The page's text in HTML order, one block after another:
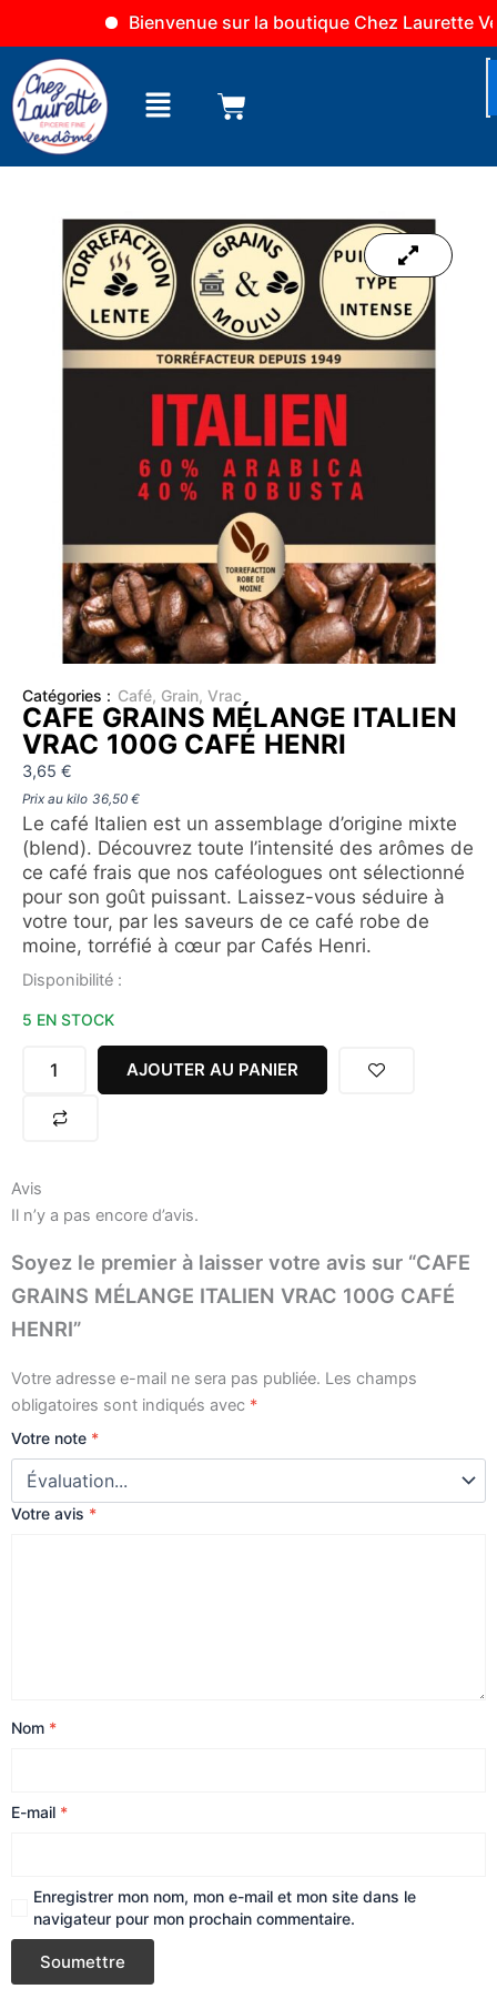
Bienvenue sur la boutique Chez Laurette
contenu
Menu
Catégories : Café, Grain, Vrac
CAFE GRAINS MÉLANGE ITALIEN
VRAC 100G CAFÉ HENRI
3,65 €
Prix au kilo 36,50 €
Le café Italien est un assemblage d’origine mixte
(blend). Découvrez toute l’intensité des arômes de
ce café frais que nos caféologues ont sélectionné
pour son goût puissant. Laissez-vous séduire à
votre tour, par les saveurs de ce café robe de
moine, torréfié à cœur par Cafés Henri.
Disponibilité :
5 EN STOCK
quantité
CAFE
MÉLANGE
VRAC
100G
AJOUTER AU PANIER
Avis
Il n’y a pas encore d’avis.
Soyez le premier à laisser votre avis sur “CAFE
GRAINS MÉLANGE ITALIEN VRAC 100G CAFÉ
HENRI”
Votre adresse e-mail ne sera pas publiée. Les champs
obligatoires sont indiqués avec *
Votre note *
Votre avis *
Nom *
E-mail *
Enregistrer mon nom, mon e-mail et mon site dans le
navigateur pour mon prochain commentaire.